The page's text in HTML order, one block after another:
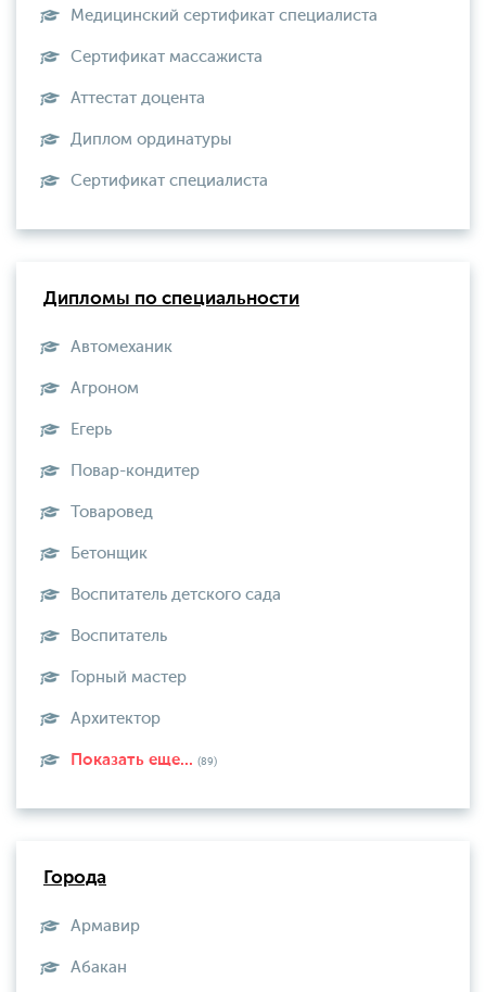
Медицинский сертификат специалиста
Сертификат массажиста
Аттестат доцента
Диплом ординатуры
Сертификат специалиста
Дипломы по специальности
Автомеханик
Агроном
Егерь
Повар-кондитер
Товаровед
Бетонщик
Воспитатель детского сада
Воспитатель
Горный мастер
Архитектор
Показать еще... (89)
Города
Армавир
Абакан